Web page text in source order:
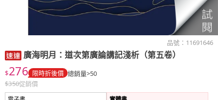
品號： 11691646
廣海明月：道次第廣論講記淺析（第五卷）
$276 限時折後價 總銷量>50
$350促銷價